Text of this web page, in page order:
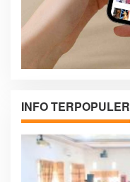
INFO TERPOPULER